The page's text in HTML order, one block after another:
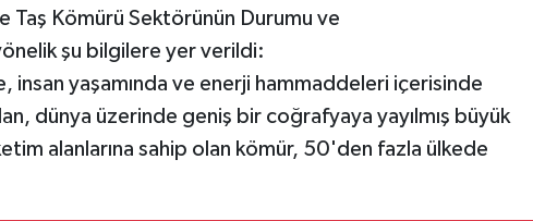
Taş Kömürü Sektörünün Durumu ve
şu bilgilere yer verildi:
insan yaşamında ve enerji hammaddeleri içerisinde
dünya üzerinde geniş bir coğrafyaya yayılmış büyük
alanlarına sahip olan kömür, 50'den fazla ülkede